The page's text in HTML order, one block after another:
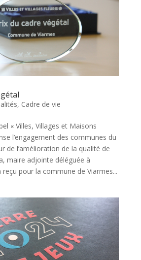
, Cadre de vie
« Villes, Villages et Maisons
l’engagement des communes du
de l’amélioration de la qualité de
maire adjointe déléguée à
reçu pour la commune de Viarmes...